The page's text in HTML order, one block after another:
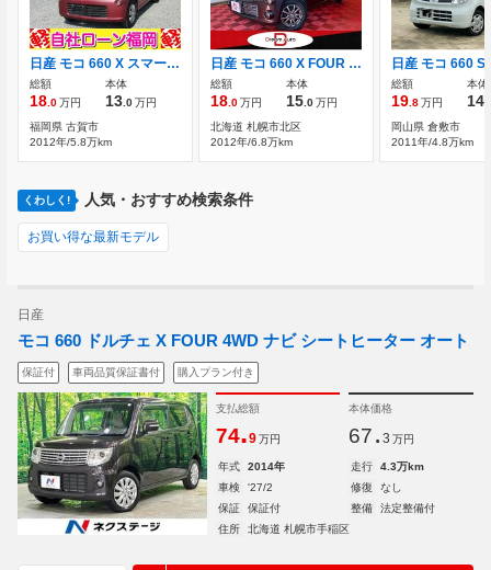
日産 モコ 660 X スマートキープッシュスタート盗難防止装置
総額
18.0万円
本体
13.0万円
福岡県 古賀市
2012年/5.8万km
日産 モコ 660 X FOUR 4WD キーレススマートキー社外ナビTVエンジンス
総額
18.0万円
本体
15.0万円
北海道 札幌市北区
2012年/6.8万km
日産 モコ 660 S
総額
19.8万円
本体
14
岡山県 倉敷市
2011年/4.8万km
くわしく! 人気・おすすめ検索条件
お買い得な最新モデル
日産
モコ 660 ドルチェ X FOUR 4WD ナビ シートヒーター オート
保証付 車両品質保証書付 購入プラン付き
支払総額
74.9 万円
本体価格
67. 3 万円
年式 2014年 走行
4.3万km
車検
'27/2 修復
なし
保証
保証付 整備
法定整備付
住所
北海道 札幌市手稲区